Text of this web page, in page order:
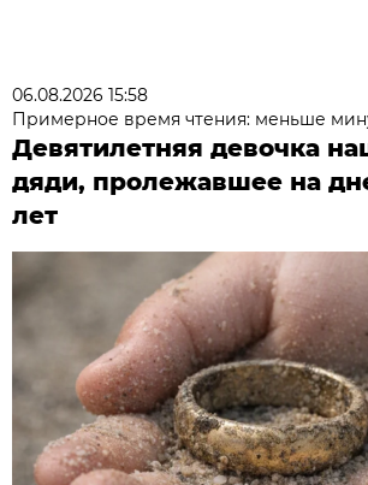
06.08.2026 15:58
Примерное время чтения: меньше
Девятилетняя девочка
дяди, пролежавшее на
лет